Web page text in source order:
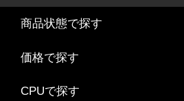
商品状態で探す
価格で探す
CPUで探す